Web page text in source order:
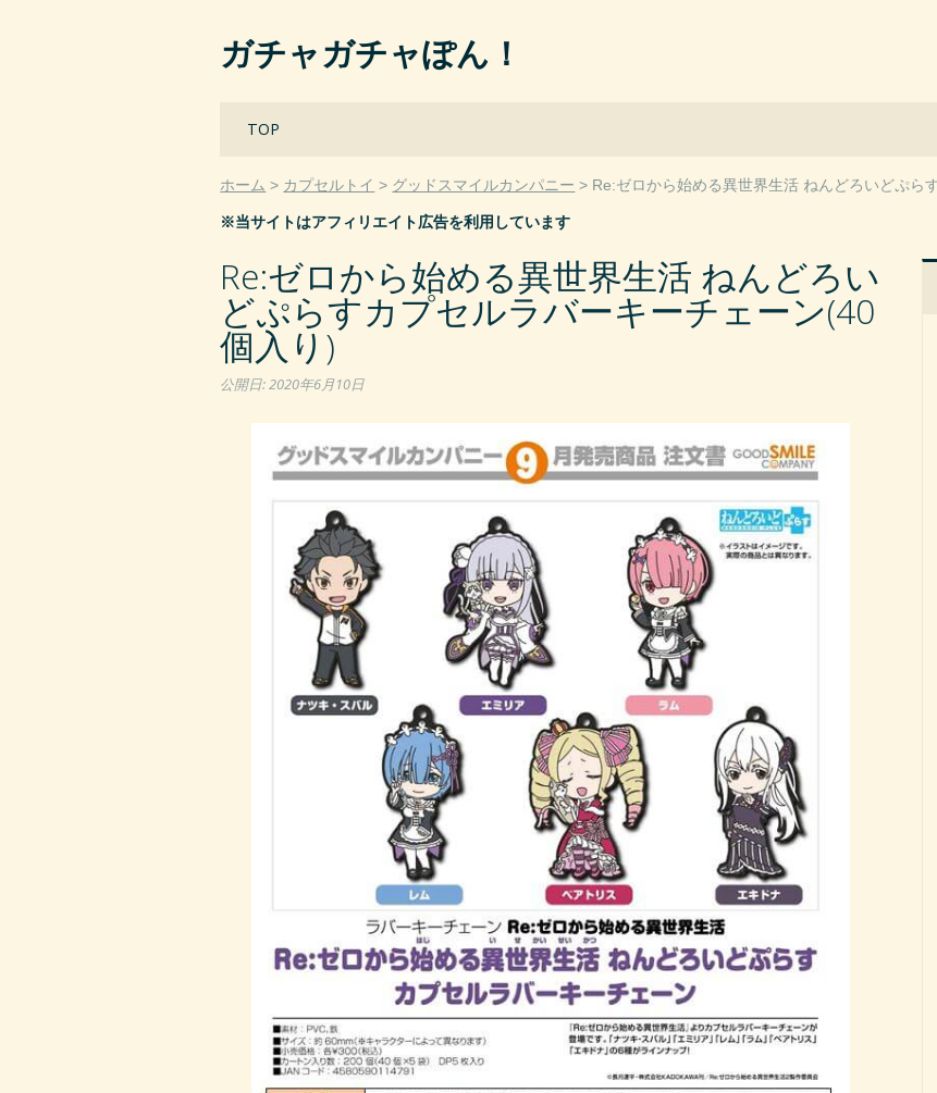
ガチャガチャぽん！
Main menu
TOP
ホーム カプセルトイ グッドスマイルカンパニー Re:ゼロから始める異世界生活 ねんどろいどぷら
※当サイトはアフィリエイト広告を利用しています
Re:ゼロから始める異世界生活 ねんどろい
どぷらすカプセルラバーキーチェーン(40
個入り)
公開日:2020年6月10日